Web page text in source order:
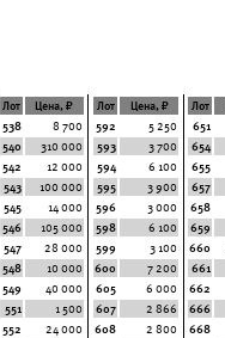
Лот
Цена, ₽
538
8 700
540
310 000
542
12 000
543
100 000
545
14 000
546
105 000
547
28 000
548
10 000
549
40 000
551
1 500
552
24 000
Лот
Цена, ₽
592
5 250
593
3 700
594
6 100
595
3 900
596
3 000
598
6 100
599
3 100
600
7 200
605
6 000
607
2 866
608
2 800
Лот
651
654
655
657
658
659
660
661
662
666
668